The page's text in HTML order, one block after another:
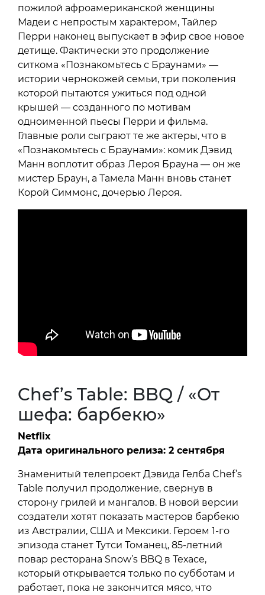
пожилой афроамериканской женщины
Мадеи с непростым характером, Тайлер
Перри наконец выпускает в эфир свое новое
детище. Фактически это продолжение
ситкома «Познакомьтесь с Браунами» —
истории чернокожей семьи, три поколения
которой пытаются ужиться под одной
крышей — созданного по мотивам
одноименной пьесы Перри и фильма.
Главные роли сыграют те же актеры, что в
«Познакомьтесь с Браунами»: комик Дэвид
Манн воплотит образ Лероя Брауна — он же
мистер Браун, а Тамела Манн вновь станет
Корой Симмонс, дочерью Лероя.
Chef’s Table: BBQ / «От
шефа: барбекю»
Netflix
Дата оригинального релиза: 2 сентября
Знаменитый телепроект Дэвида Гелба Chef’s
Table получил продолжение, свернув в
сторону грилей и мангалов. В новой версии
создатели хотят показать мастеров барбекю
из Австралии, США и Мексики. Героем 1-го
эпизода станет Тутси Томанец, 85-летний
повар ресторана Snow’s BBQ в Техасе,
который открывается только по субботам и
работает, пока не закончится мясо, что